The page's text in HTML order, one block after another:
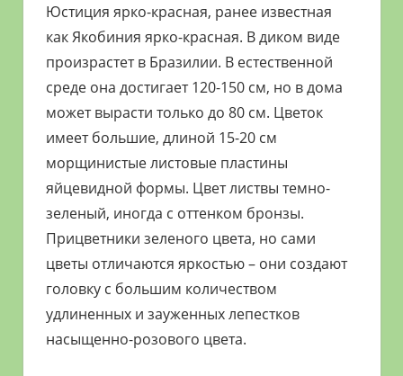
Юстиция ярко-красная, ранее известная
как Якобиния ярко-красная. В диком виде
произрастет в Бразилии. В естественной
среде она достигает 120-150 см, но в дома
может вырасти только до 80 см. Цветок
имеет большие, длиной 15-20 см
морщинистые листовые пластины
яйцевидной формы. Цвет листвы темно-
зеленый, иногда с оттенком бронзы.
Прицветники зеленого цвета, но сами
цветы отличаются яркостью – они создают
головку с большим количеством
удлиненных и зауженных лепестков
насыщенно-розового цвета.